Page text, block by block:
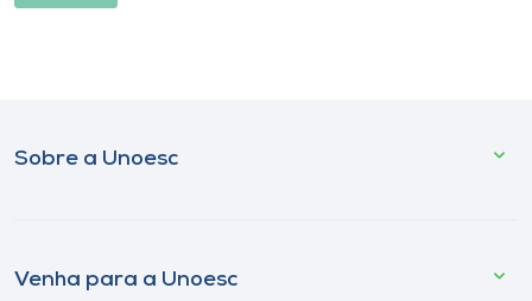
Sobre a Unoesc
Venha para a Unoesc